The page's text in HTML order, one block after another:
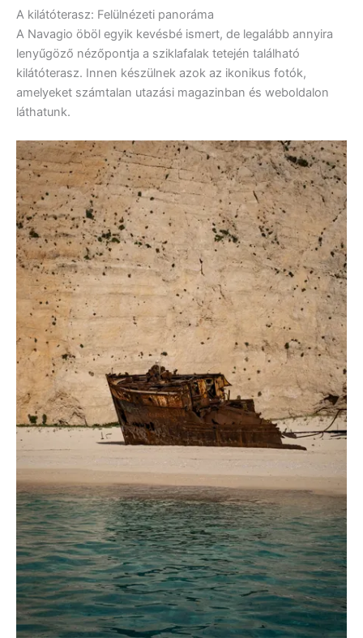
A kilátóterasz: Felülnézeti panoráma
A Navagio öböl egyik kevésbé ismert, de legalább annyira
lenyűgöző nézőpontja a sziklafalak tetején található
kilátóterasz. Innen készülnek azok az ikonikus fotók,
amelyeket számtalan utazási magazinban és weboldalon
láthatunk.